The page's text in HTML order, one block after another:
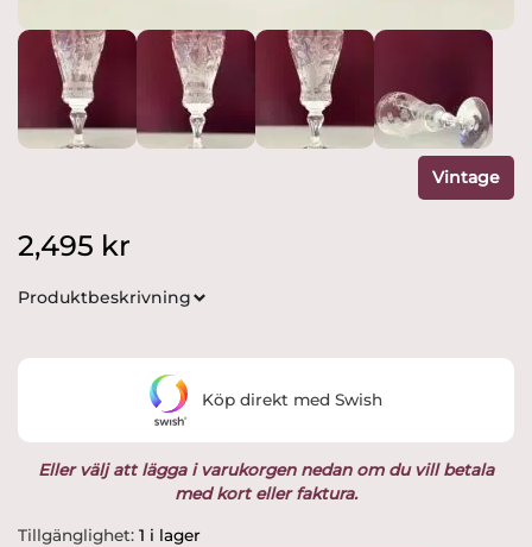
Vintage
2,495 kr
Produktbeskrivning
Eller välj att lägga i varukorgen nedan om du vill betala
med kort eller faktura.
Tillgänglighet: 1 i lager
Kosta
Köp direkt med Swish